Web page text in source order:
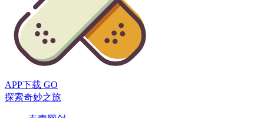
APP下载 GO
探索奇妙之旅